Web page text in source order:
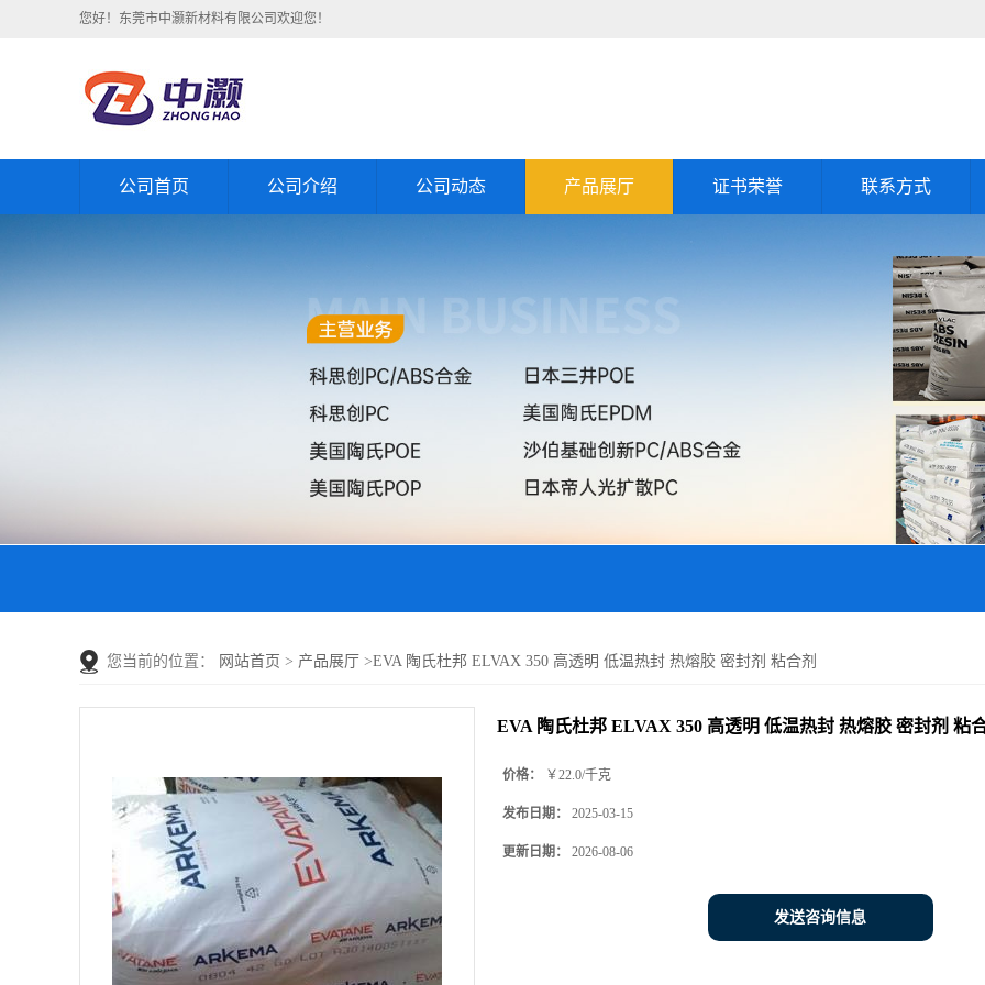
您好！东莞市中灏新材料有限公司欢迎您！
公司首页 公司介绍 公司动态 产品展厅 证书荣誉 联系方式
您当前的位置： 网站首页 > 产品展厅 >EVA 陶氏杜邦 ELVAX 350 高透明 低温热封 热熔胶 密封剂 粘合剂
EVA 陶氏杜邦 ELVAX 350 高透明 低温热封 热熔胶 密封剂 粘
价格： ￥22.0/千克
发布日期： 2025-03-15
更新日期： 2026-08-06
发送咨询信息